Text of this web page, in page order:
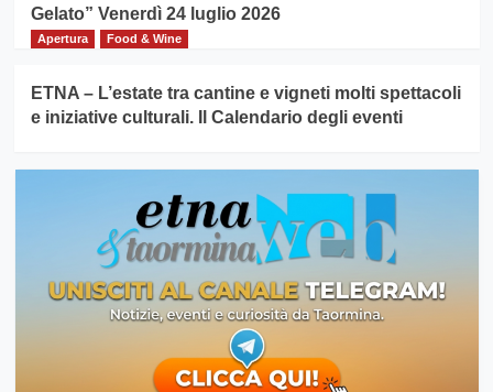
Gelato” Venerdì 24 luglio 2026
Apertura Food & Wine
ETNA – L’estate tra cantine e vigneti molti spettacoli
e iniziative culturali. Il Calendario degli eventi